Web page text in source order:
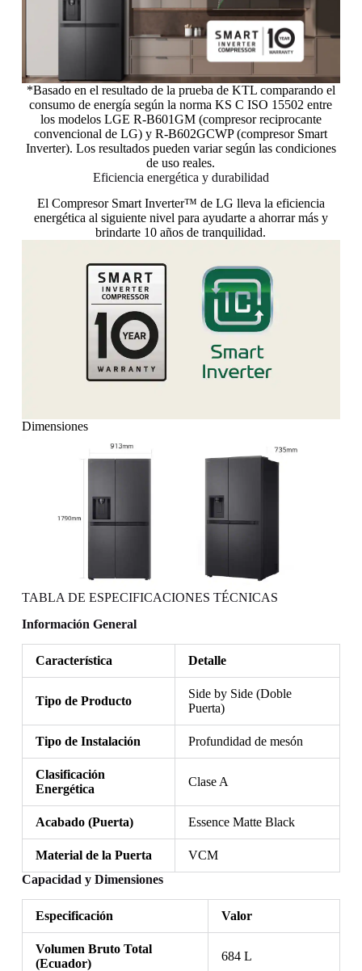
*Basado en el resultado de la prueba de KTL comparando el
consumo de energía según la norma KS C ISO 15502 entre
los modelos LGE R-B601GM (compresor reciprocante
convencional de LG) y R-B602GCWP (compresor Smart
Inverter). Los resultados pueden variar según las condiciones
de uso reales.
Eficiencia energética y durabilidad
El Compresor Smart Inverter™ de LG lleva la eficiencia
energética al siguiente nivel para ayudarte a ahorrar más y
brindarte 10 años de tranquilidad.
Dimensiones
TABLA DE ESPECIFICACIONES TÉCNICAS
Información General
Característica Detalle
Tipo de Producto
Side by Side (Doble
Puerta)
Tipo de Instalación Profundidad de mesón
Clasificación
Energética
Clase A
Acabado (Puerta) Essence Matte Black
Material de la Puerta
VCM
Capacidad y Dimensiones
Especificación Valor
Volumen Bruto Total
(Ecuador)
684 L